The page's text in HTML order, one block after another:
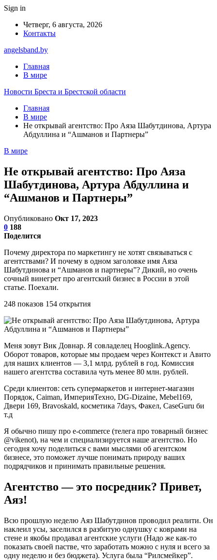
Sign in
Четверг, 6 августа, 2026
Контакты
angelsband.by
Главная
В мире
Новости Бреста и Брестской области
Главная
В мире
Не открывай агентство: Про Аяза Шабутдинова, Артура
Абдуллина и “Ашманов и Партнеры”
В мире
Не открывай агентство: Про Аяза
Шабутдинова, Артура Абдуллина и
“Ашманов и Партнеры”
Опубликовано Окт 17, 2023
0 188
Поделится
Почему директора по маркетингу не хотят связываться с
агентствами? И почему в одном заголовке имя Аяза
Шабутдинова и “Ашманов и партнеры”? Дикий, но очень
сочный винегрет про агентский бизнес в России в этой
статье. Поехали.
248 показов 154 открытия
Меня зовут Вик Довнар. Я совладелец Hooglink.Agency.
Оборот товаров, которые мы продаем через Контекст и Авито
для наших клиентов — 3,1 млрд. рублей в год. Комиссия
нашего агентства составила чуть менее 80 млн. рублей.
Среди клиентов: сеть супермаркетов и интернет-магазин
Порядок, Caiman, ИмперияТехно, DG-Dizaine, Mebel169,
Двери 169, Bravoskald, косметика 7days, Факел, CaseGuru би
т.д
Я обычно пишу про e-commerce (телега про товарный бизнес
@vikenot), на чем и специализируется наше агентство. Но
сегодня хочу поделиться с вами мыслями об агентском
бизнесе, это поможет лучше понимать природу ваших
подрядчиков и принимать правильные решения.
Агентство — это посредник? Привет,
Аяз!
Всю прошлую неделю Аяз Шабутдинов проводил реалити. Он
наклеил усы, заселился в разбитую однушку с коврами на
стене и якобы продавал агентские услуги (Надо же как-то
показать своей пастве, что заработать можно с нуля и всего за
одну неделю и без бюджета). Услуга была “Рилсмейкер”.